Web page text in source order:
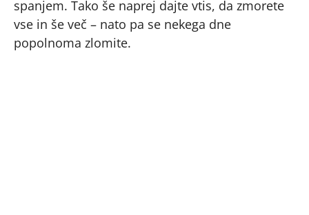
spanjem. Tako še naprej dajte vtis, da zmorete
vse in še več – nato pa se nekega dne
popolnoma zlomite.